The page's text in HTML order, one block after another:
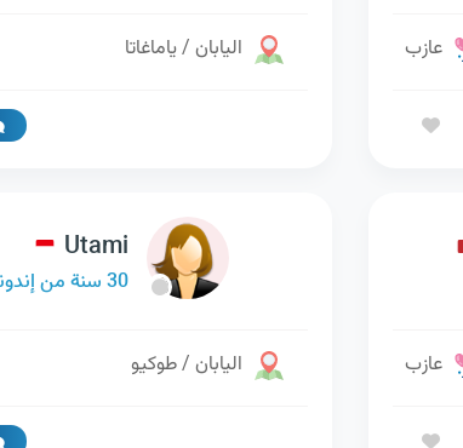
عازب اليابان / ياماغاتا
عازب
Utami
30 سنة من إندونيسيا
اليابان / طوكيو